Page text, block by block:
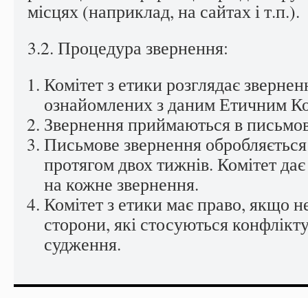
місцях (наприклад, на сайтах і т.п.).
3.2. Процедура звернення:
Комітет з етики розглядає
ознайомлених з даним Етичним
Звернення приймаються в
Письмове звернення
протягом двох тижнів. Комітет
на кожне звернення.
Комітет з етики має право, якщо
сторони, які стосуються
судження.